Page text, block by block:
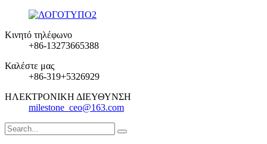
Κινητό τηλέφωνο
+86-13273665388
Καλέστε μας
+86-319+5326929
ΗΛΕΚΤΡΟΝΙΚΗ ΔΙΕΥΘΥΝΣΗ
milestone_ceo@163.com